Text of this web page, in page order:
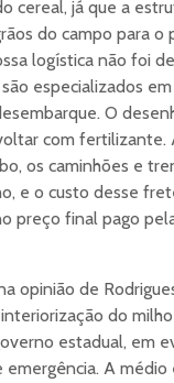
cereal, já que a
do campo para o
logística não foi
especializados
O
com fertilizante.
os caminhões e
e o custo desse
preço final pago
opinião de
do
estadual, em
emergência. A médio